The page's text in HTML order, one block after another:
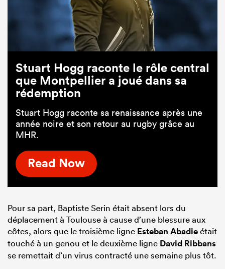
Stuart Hogg raconte le rôle central
que Montpellier a joué dans sa
rédemption
Stuart Hogg raconte sa renaissance après une
année noire et son retour au rugby grâce au
MHR.
Read Now
Pour sa part, Baptiste Serin était absent lors du
déplacement à Toulouse à cause d’une blessure aux
côtes, alors que le troisième ligne Esteban Abadieétait
touché à un genou et le deuxième ligne David Ribbans
se remettait d’un virus contracté une semaine plus tôt.